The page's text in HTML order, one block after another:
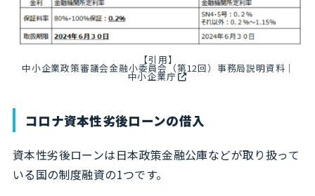
【引用】
中小企業政策審議会金融小委員会（第12回）事務局説明資料｜
中小企業庁
コロナ資本性劣後ローンの借入
資本性劣後ローンは日本政策金融公庫などが取り扱って
いる国の制度融資の1つです。